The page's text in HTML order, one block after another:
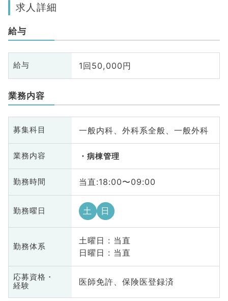
求人詳細
給与
給与 1回50,000円
業務内容
募集科目 一般内科、外科系全般、一般外科
業務内容 病棟管理
勤務時間 当直:18:00〜09:00
勤務曜日 土 日
勤務体系
土曜日 : 当直
日曜日 : 当直
応募資格・
経験
医師免許、保険医登録済